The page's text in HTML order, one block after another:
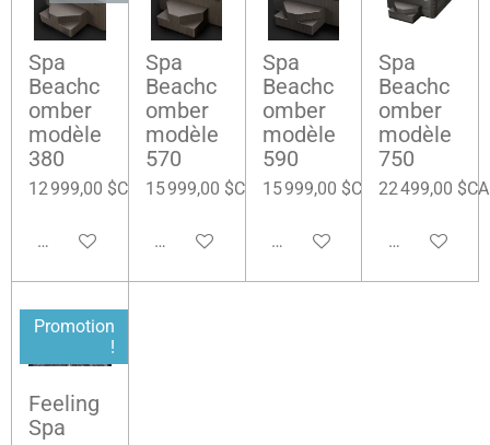
Spa
Beachc
omber
modèle
380
12 999,00 $CA
M'avertir si disponible
Spa
Beachc
omber
modèle
570
15 999,00 $CA
Ajouter au panier
Spa
Beachc
omber
modèle
590
15 999,00 $CA
Ajouter au panier
Spa
Beachc
omber
modèle
750
22 499,00 $CA
Ajouter au
Promotion
!
Feeling
Spa